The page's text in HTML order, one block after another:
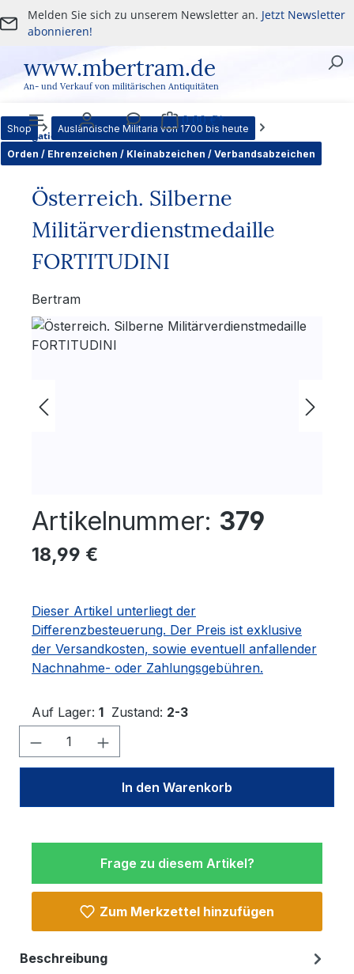
Zum Hauptinhalt springen
Melden Sie sich zu unserem Newsletter an. Jetzt Newsletter
abonnieren!
www.mbertram.de
An- und Verkauf von militärischen Antiquitäten
Navigation Benutzer Service
0,00 €*
Warenkorb
Shop Ausländische Militaria von 1700 bis heute
Orden / Ehrenzeichen / Kleinabzeichen / Verbandsabzeichen
Österreich. Silberne
Militärverdienstmedaille
FORTITUDINI
Bertram
Bildergalerie überspringen
Artikelnummer: 379
Regulärer Preis:
18,99 €
Dieser Artikel unterliegt der
Differenzbesteuerung. Der Preis ist exklusive
der Versandkosten, sowie eventuell anfallender
Nachnahme- oder Zahlungsgebühren.
Auf Lager: 1 Zustand: 2-3
Produkt Anzahl: Gib den
In den Warenkorb
Frage zu diesem Artikel?
Zum Merkzettel hinzufügen
Beschreibung